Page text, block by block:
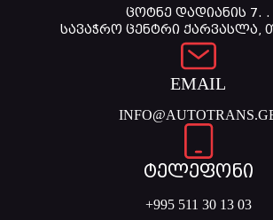
ცოტნე დადიანის 7. .
სავაჭრო ცენტრი ქარვასლა,
EMAIL
ტელეფონი
+995 511 30 13 03